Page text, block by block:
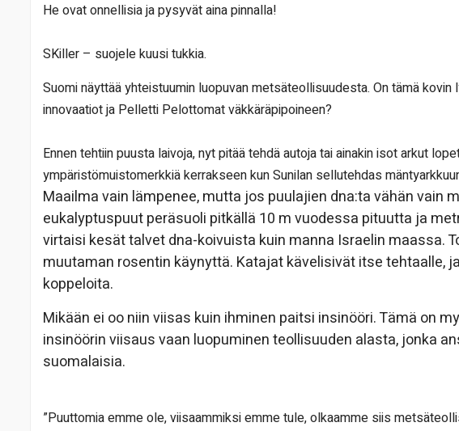
He ovat onnellisia ja pysyvät aina pinnalla!
SKiller – suojele kuusi tukkia.
Suomi näyttää yhteistuumin luopuvan metsäteollisuudesta. On tämä
innovaatiot ja Pelletti Pelottomat väkkäräpipoineen?
Ennen tehtiin puusta laivoja, nyt pitää tehdä autoja tai ainakin isot arkut
ympäristömuistomerkkiä kerrakseen kun Sunilan sellutehdas
Maailma vain lämpenee, mutta jos puulajien dna:ta vähän vain
eukalyptuspuut peräsuoli pitkällä 10 m vuodessa pituutta ja
virtaisi kesät talvet dna-koivuista kuin manna Israelin maassa.
muutaman rosentin käynyttä. Katajat kävelisivät itse tehtaalle,
koppeloita.
Mikään ei oo niin viisas kuin ihminen paitsi insinööri. Tämä on
insinöörin viisaus vaan luopuminen teollisuuden alasta, jonka
suomalaisia.
”Puuttomia emme ole, viisaammiksi emme tule, olkaamme siis